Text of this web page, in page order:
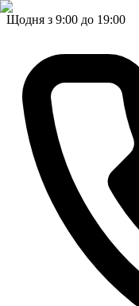
Щодня з 9:00 до 19:00